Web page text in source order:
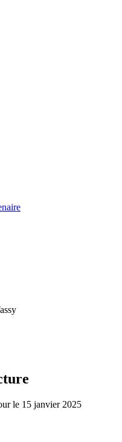
le 15 janvier 2025